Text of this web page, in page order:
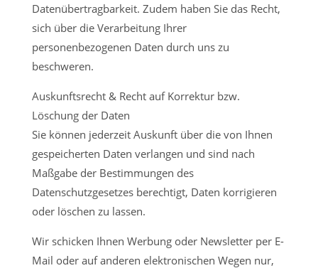
Datenübertragbarkeit. Zudem haben Sie das Recht,
sich über die Verarbeitung Ihrer
personenbezogenen Daten durch uns zu
beschweren.
Auskunftsrecht & Recht auf Korrektur bzw.
Löschung der Daten
Sie können jederzeit Auskunft über die von Ihnen
gespeicherten Daten verlangen und sind nach
Maßgabe der Bestimmungen des
Datenschutzgesetzes berechtigt, Daten korrigieren
oder löschen zu lassen.
Wir schicken Ihnen Werbung oder Newsletter per E-
Mail oder auf anderen elektronischen Wegen nur,